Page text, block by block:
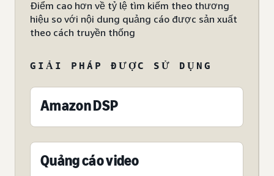
Điểm cao hơn về tỷ lệ tìm kiếm theo thương
hiệu so với nội dung quảng cáo được sản xuất
theo cách truyền thống
GIẢI PHÁP ĐƯỢC SỬ DỤNG
Amazon DSP
Quảng cáo video